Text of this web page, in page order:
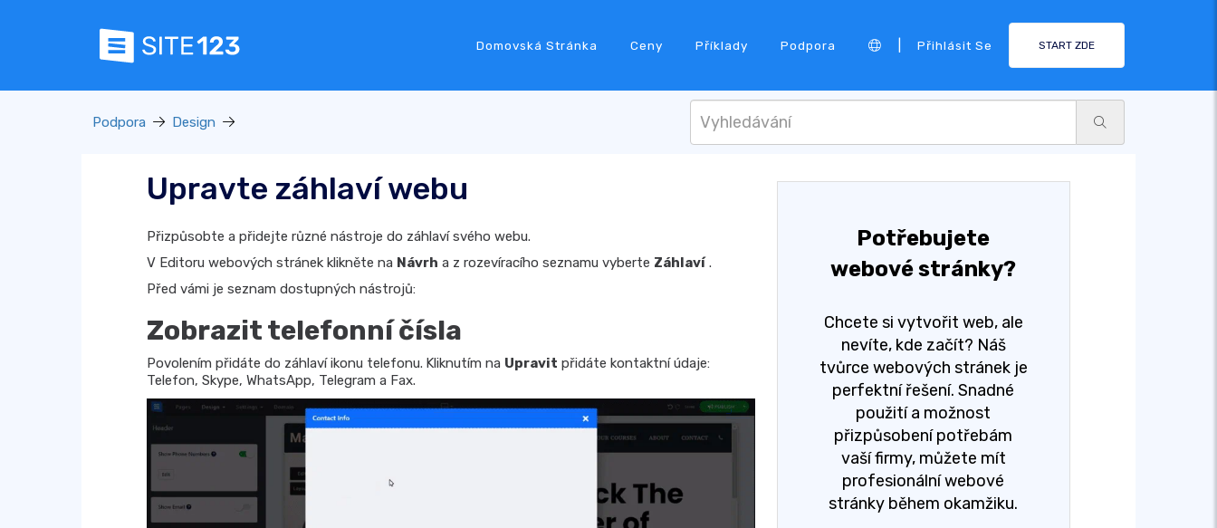
Domovská Stránka Ceny Příklady Podpora Přihlásit Se START ZDE
Podpora Design
Upravte záhlaví webu
Přizpůsobte a přidejte různé nástroje do záhlaví svého webu.
V Editoru webových stránek klikněte na Návrh a z rozevíracího seznamu vyberte Záhlaví.
Před vámi je seznam dostupných nástrojů:
Zobrazit telefonní čísla
Povolením přidáte do záhlaví ikonu telefonu. Kliknutím na Upravit přidáte kontaktní údaje:
Telefon, Skype, WhatsApp, Telegram a Fax.
Potřebujete
webové stránky?
Chcete si vytvořit web, ale
nevíte, kde začít? Náš
tvůrce webových stránek je
perfektní řešení. Snadné
použití a možnost
přizpůsobení potřebám
vaší firmy, můžete mít
profesionální webové
stránky během okamžiku.